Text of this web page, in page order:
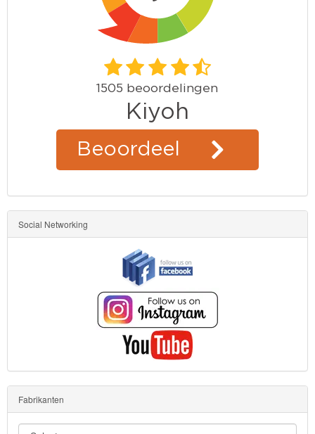
Social Networking
Fabrikanten